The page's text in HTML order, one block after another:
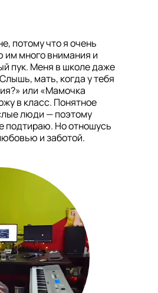
потому что я очень
им много внимания и
пук. Меня в школе даже
мать, когда у тебя
или «Мамочка
в класс. Понятное
люди — поэтому
подтираю. Но отношусь
и заботой.